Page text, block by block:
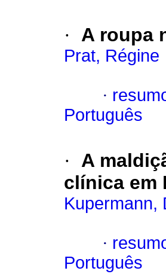
· A roupa
Prat, Régine
·
Português
·
A
clínica em
Kupermann,
·
Português